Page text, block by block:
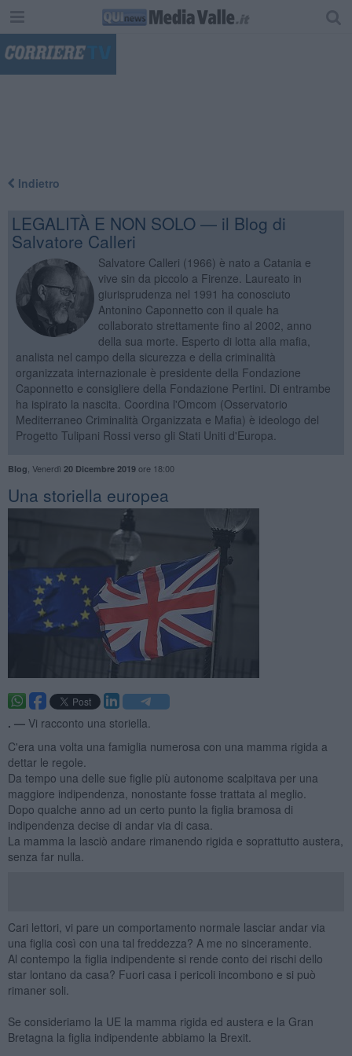
Indietro
LEGALITÀ E NON SOLO — il Blog di
Salvatore Calleri
Salvatore Calleri (1966) è nato a Catania e
vive sin da piccolo a Firenze. Laureato in
giurisprudenza nel 1991 ha conosciuto
Antonino Caponnetto con il quale ha
collaborato strettamente fino al 2002, anno
della sua morte. Esperto di lotta alla mafia,
analista nel campo della sicurezza e della criminalità
organizzata internazionale è presidente della Fondazione
Caponnetto e consigliere della Fondazione Pertini. Di entrambe
ha ispirato la nascita. Coordina l'Omcom (Osservatorio
Mediterraneo Criminalità Organizzata e Mafia) è ideologo del
Progetto Tulipani Rossi verso gli Stati Uniti d'Europa.
Blog Venerdì 20 Dicembre 2019ore 18:00
Una storiella europea
. — Vi racconto una storiella.
C'era una volta una famiglia numerosa con una mamma rigida a
dettar le regole.
Da tempo una delle sue figlie più autonome scalpitava per una
maggiore indipendenza, nonostante fosse trattata al meglio.
Dopo qualche anno ad un certo punto la figlia bramosa di
indipendenza decise di andar via di casa.
La mamma la lasciò andare rimanendo rigida e soprattutto austera,
senza far nulla.
Cari lettori, vi pare un comportamento normale lasciar andar via
una figlia così con una tal freddezza? A me no sinceramente.
Al contempo la figlia indipendente si rende conto dei rischi dello
star lontano da casa? Fuori casa i pericoli incombono e si può
rimaner soli.
Se consideriamo la UE la mamma rigida ed austera e la Gran
Bretagna la figlia indipendente abbiamo la Brexit.